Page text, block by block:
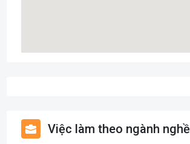
Việc làm theo ngành nghề